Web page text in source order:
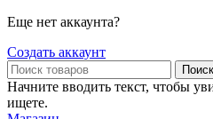
Еще нет аккаунта?
Создать аккаунт
Поиск
Начните вводить текст, чтобы
ищете.